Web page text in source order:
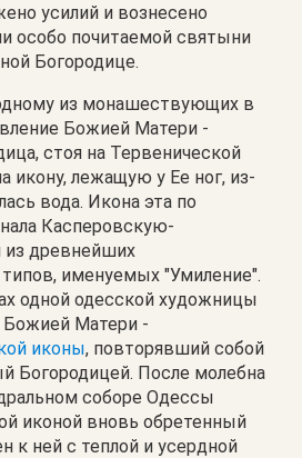
усилий и вознесено
особо почитаемой святыни
Богородице.
из монашествующих в
Божией Матери -
стоя на Тервенической
икону, лежащую у Ее ног, из-
вода. Икона эта по
Касперовскую-
из древнейших
именуемых "Умиление".
одной одесской художницы
Божией Матери -
иконы, повторявший собой
Богородицей. После молебна
соборе Одессы
иконой вновь обретенный
к ней с теплой и усердной